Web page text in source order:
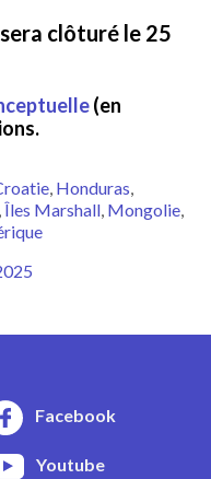
clôturé le 25
(en
Honduras
Îles Marshall Mongolie
Facebook
Youtube